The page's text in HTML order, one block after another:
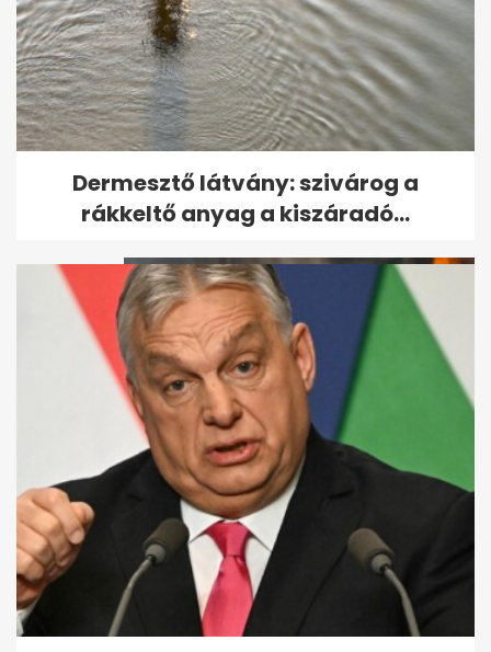
Súlyos baleset Debrecenben:
összeütközött két autóbusz
Gyújtogatás volt a román
parlament épületében
Dermesztő látvány: szivárog a
rákkeltő anyag a kiszáradó...